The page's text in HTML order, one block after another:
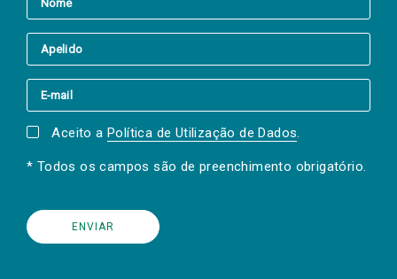
Aceito a Política de Utilização de Dados.
* Todos os campos são de preenchimento obrigatório.